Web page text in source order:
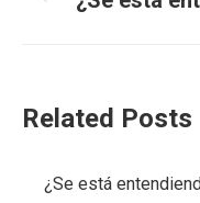
Related Posts
¿Se está